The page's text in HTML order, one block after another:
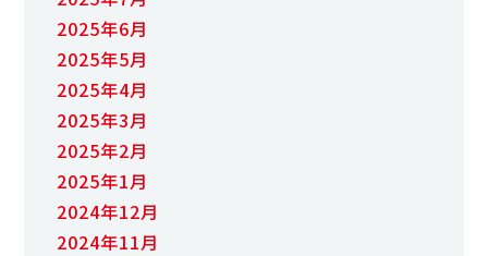
2025年6月
2025年5月
2025年4月
2025年3月
2025年2月
2025年1月
2024年12月
2024年11月